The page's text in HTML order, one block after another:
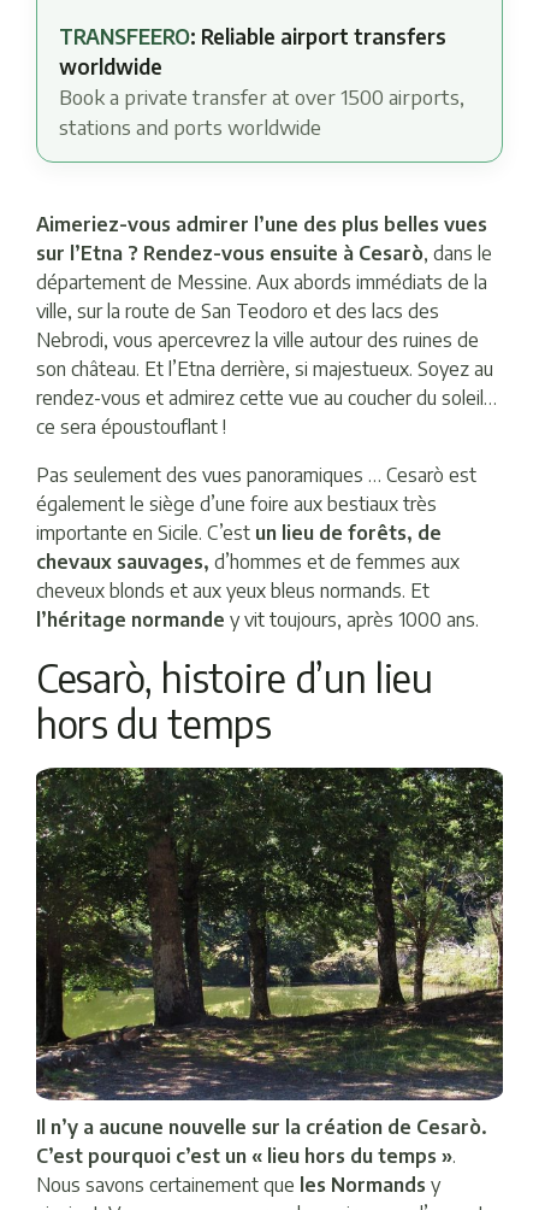
TRANSFEERO: Reliable airport transfers
worldwide
Book a private transfer at over 1500 airports,
stations and ports worldwide
Aimeriez-vous admirer l’une des plus belles vues
sur l’Etna ? Rendez-vous ensuite à Cesarò, dans le
département de Messine. Aux abords immédiats de la
ville, sur la route de San Teodoro et des lacs des
Nebrodi, vous apercevrez la ville autour des ruines de
son château. Et l’Etna derrière, si majestueux. Soyez au
rendez-vous et admirez cette vue au coucher du soleil…
ce sera époustouflant !
Pas seulement des vues panoramiques … Cesarò est
également le siège d’une foire aux bestiaux très
importante en Sicile. C’est un lieu de forêts, de
chevaux sauvages, d’hommes et de femmes aux
cheveux blonds et aux yeux bleus normands. Et
l’héritage normande y vit toujours, après 1000 ans.
Cesarò, histoire d’un lieu
hors du temps
Il n’y a aucune nouvelle sur la création de Cesarò.
C’est pourquoi c’est un « lieu hors du temps ».
Nous savons certainement que les Normands y